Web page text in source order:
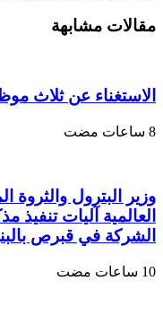
مقالات مشابهة
الاستغناء عن ثلاث
وزير البترول
العالمية آليات تنفيذ
الشركة في قبرص